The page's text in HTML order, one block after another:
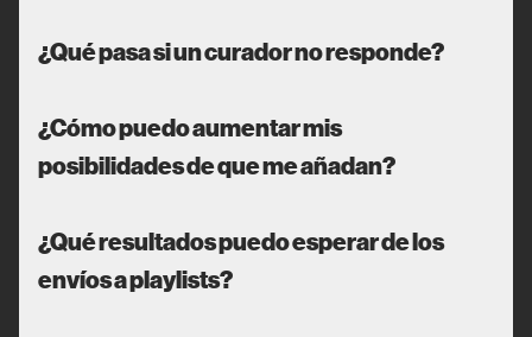
¿Qué pasa si un curador no responde?
¿Cómo puedo aumentar mis
posibilidades de que me añadan?
¿Qué resultados puedo esperar de los
envíos a playlists?